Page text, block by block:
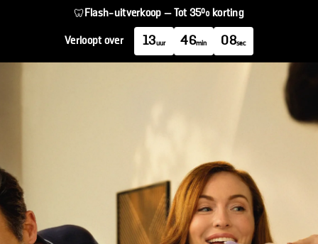
🦷Flash-uitverkoop — Tot 35% korting
Verloopt over 13uur 46min 08sec